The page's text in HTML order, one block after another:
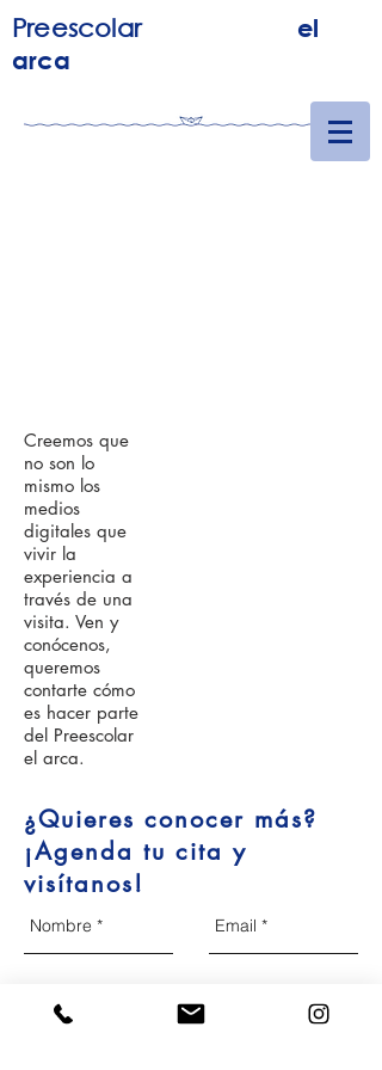
Preescolar el
arca
Creemos que
no son lo
mismo los
medios
digitales que
vivir la
experiencia a
través de una
visita. Ven y
conócenos,
queremos
contarte cómo
es hacer parte
del Preescolar
el arca.
¿Quieres conocer más?
¡Agenda tu cita y
visítanos!